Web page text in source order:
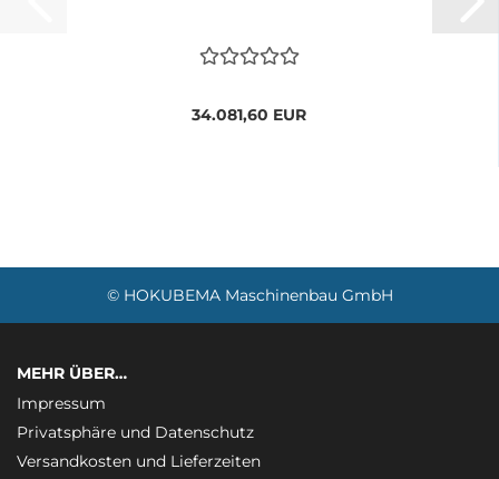
34.081,60 EUR
© HOKUBEMA Maschinenbau GmbH
MEHR ÜBER…
Impressum
Privatsphäre und Datenschutz
Versandkosten und Lieferzeiten